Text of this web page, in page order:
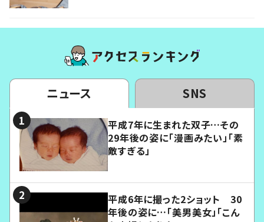
ニュース SNS
平成7年に生まれた双子…その
29年後の姿に「漫画みたい」「素
敵すぎる」
平成6年に撮った2ショット 30
年後の姿に…「美男美女」「こん